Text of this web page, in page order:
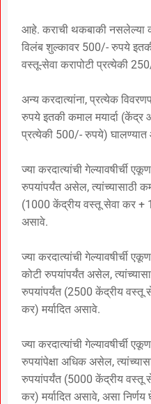
आहे. कराची थकबाकी नसलेल्या
विलंब शुल्कावर 500/- रुपये
वस्तू-सेवा करापोटी प्रत्येकी
अन्य करदात्यांना, प्रत्येक
रुपये इतकी कमाल मयार्दा (केंद्र
प्रत्येकी 500/- रुपये)
ज्या करदात्यांची गेल्यावषीर्ची
रुपयांपर्यंत असेल, त्यांच्यासाठी
(1000 केंद्रीय वस्तू सेवा कर +
असावे.
ज्या करदात्यांची गेल्यावषीर्ची
कोटी रुपयांपर्यंत असेल,
रुपयांपर्यंत (2500 केंद्रीय वस्तू
कर) मर्यादित असावे.
ज्या करदात्यांची गेल्यावषीर्ची
रुपयांपेक्षा अधिक असेल,
रुपयांपर्यंत (5000 केंद्रीय वस्तू
कर) मर्यादित असावे, असा